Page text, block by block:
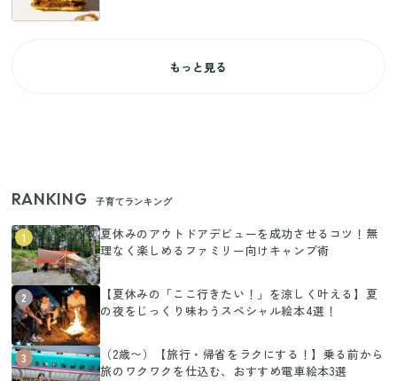
もっと見る
RANKING 子育てランキング
1
夏休みのアウトドアデビューを成功させるコツ！無
理なく楽しめるファミリー向けキャンプ術
2
【夏休みの「ここ行きたい！」を涼しく叶える】夏
の夜をじっくり味わうスペシャル絵本4選！
3
（2歳〜）【旅行・帰省をラクにする！】乗る前から
旅のワクワクを仕込む、おすすめ電車絵本3選